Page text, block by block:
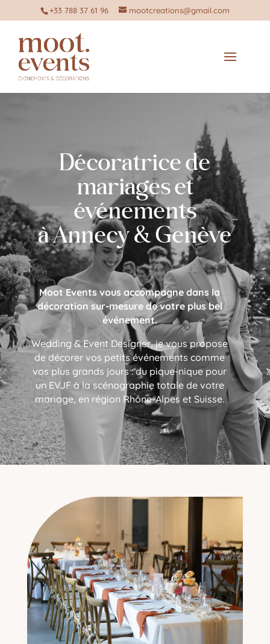
+33 788 37 61 96 mootcreations@gmail.com
Décoratrice de
mariages et
événements
à Annecy & Genève
Moot Events vous accompagne dans la
décoration sur-mesure de votre plus bel
événement.
Wedding & Event Designer, je vous propose
de décorer vos petits événements comme
vos plus grands jours : du pique-nique pour
un EVJF à la scénographie totale de votre
mariage, en région Rhône-Alpes et Suisse.